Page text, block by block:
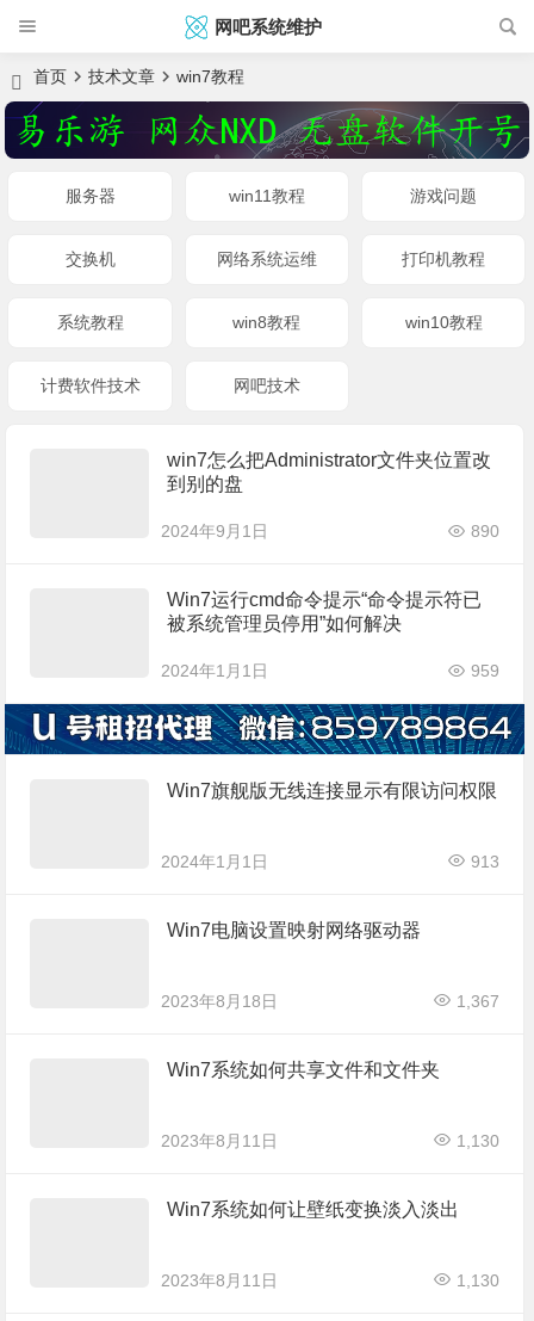
网吧系统维护
首页 技术文章 win7教程
服务器 win11教程 游戏问题
交换机 网络系统运维 打印机教程
系统教程 win8教程 win10教程
计费软件技术 网吧技术
win7怎么把Administrator文件夹位置改
到别的盘
2024年9月1日 890
Win7运行cmd命令提示“命令提示符已
被系统管理员停用”如何解决
2024年1月1日 959
Win7旗舰版无线连接显示有限访问权限
2024年1月1日 913
Win7电脑设置映射网络驱动器
2023年8月18日 1,367
Win7系统如何共享文件和文件夹
2023年8月11日 1,130
Win7系统如何让壁纸变换淡入淡出
2023年8月11日 1,130